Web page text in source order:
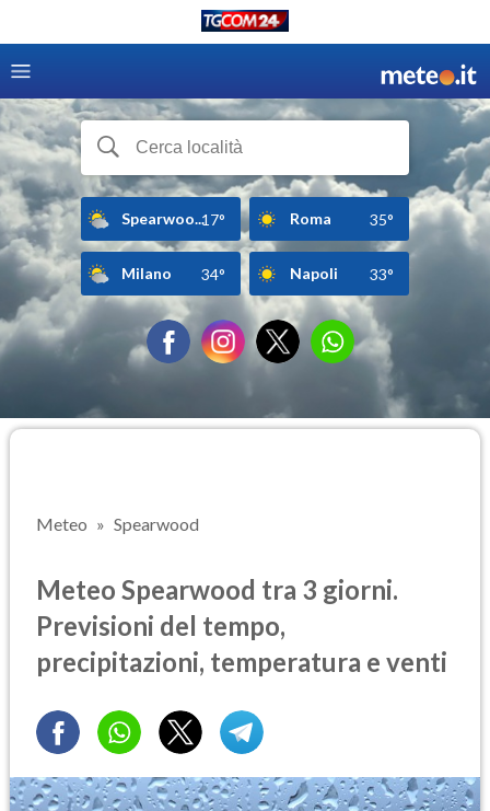
Spearwoo...17° Roma 35°
Milano 34° Napoli 33°
Meteo Spearwood
Meteo Spearwood tra 3 giorni.
Previsioni del tempo,
precipitazioni, temperatura e venti